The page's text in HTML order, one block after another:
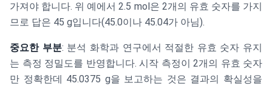
가져야 합니다. 위 예에서 2.5 mol은 2개의 유효 숫자를 가지
므로 답은 45 g입니다(45.0이나 45.04가 아님).
중요한 부분: 분석 화학과 연구에서 적절한 유효 숫자 유지
는 측정 정밀도를 반영합니다. 시작 측정이 2개의 유효 숫자
만 정확한데 45.0375 g을 보고하는 것은 결과의 확실성을